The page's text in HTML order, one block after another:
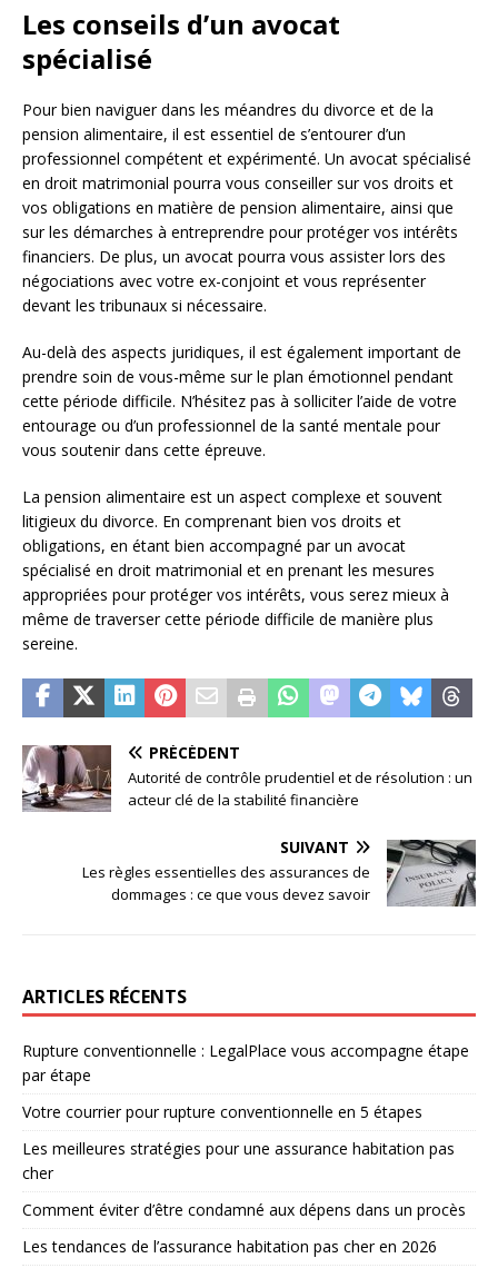
Les conseils d’un avocat
spécialisé
Pour bien naviguer dans les méandres du divorce et de la
pension alimentaire, il est essentiel de s’entourer d’un
professionnel compétent et expérimenté. Un avocat spécialisé
en droit matrimonial pourra vous conseiller sur vos droits et
vos obligations en matière de pension alimentaire, ainsi que
sur les démarches à entreprendre pour protéger vos intérêts
financiers. De plus, un avocat pourra vous assister lors des
négociations avec votre ex-conjoint et vous représenter
devant les tribunaux si nécessaire.
Au-delà des aspects juridiques, il est également important de
prendre soin de vous-même sur le plan émotionnel pendant
cette période difficile. N’hésitez pas à solliciter l’aide de votre
entourage ou d’un professionnel de la santé mentale pour
vous soutenir dans cette épreuve.
La pension alimentaire est un aspect complexe et souvent
litigieux du divorce. En comprenant bien vos droits et
obligations, en étant bien accompagné par un avocat
spécialisé en droit matrimonial et en prenant les mesures
appropriées pour protéger vos intérêts, vous serez mieux à
même de traverser cette période difficile de manière plus
sereine.
PRÉCÉDENT
Autorité de contrôle prudentiel et de résolution : un
acteur clé de la stabilité financière
SUIVANT
Les règles essentielles des assurances de
dommages : ce que vous devez savoir
ARTICLES RÉCENTS
Rupture conventionnelle : LegalPlace vous accompagne étape
par étape
Votre courrier pour rupture conventionnelle en 5 étapes
Les meilleures stratégies pour une assurance habitation pas
cher
Comment éviter d’être condamné aux dépens dans un procès
Les tendances de l’assurance habitation pas cher en 2026